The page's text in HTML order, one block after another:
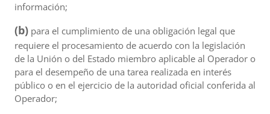
información;
(b) para el cumplimiento de una obligación legal que
requiere el procesamiento de acuerdo con la legislación
de la Unión o del Estado miembro aplicable al Operador o
para el desempeño de una tarea realizada en interés
público o en el ejercicio de la autoridad oficial conferida al
Operador;